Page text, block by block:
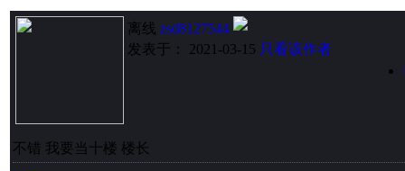
离线 zsd8127544
发表于： 2021-03-15 只看该作者
不错 我要当十楼 楼长